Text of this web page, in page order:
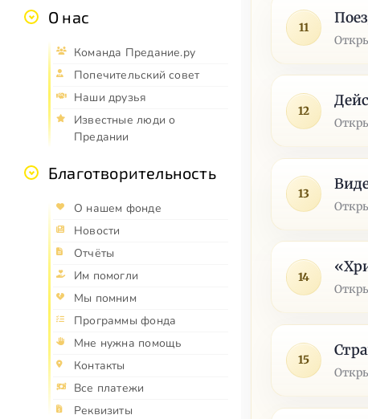
О нас
Команда Предание.ру
Попечительский совет
Наши друзья
Известные люди о
Предании
Благотворительность
О нашем фонде
Новости
Отчёты
Им помогли
Мы помним
Программы фонда
Мне нужна помощь
Контакты
Все платежи
Реквизиты
11
12
13
14
15